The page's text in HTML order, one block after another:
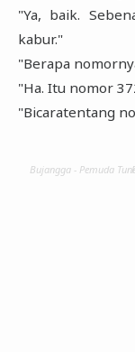
"Ya, baik.
kabur."
"Berapa
"Ha. Itu nomor
"Bicaratentang